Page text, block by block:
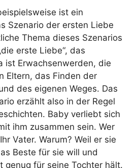
ist ein
Szenario der ersten Liebe
Thema dieses Szenarios
erste Liebe“, das
ist Erwachsenwerden, die
Eltern, das Finden der
des eigenen Weges. Das
erzählt also in der Regel
Baby verliebt sich
ihm zusammen sein. Wer
Vater. Warum? Weil er sie
Beste für sie will und
genug für seine Tochter hält.